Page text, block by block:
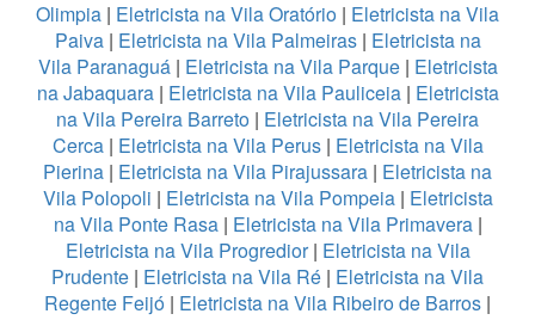
Olimpia | Eletricista na Vila Oratório | Eletricista na Vila
Paiva| Eletricista na Vila Palmeiras| Eletricista na
Vila Paranaguá| Eletricista na Vila Parque| Eletricista
na Jabaquara| Eletricista na Vila Pauliceia| Eletricista
na Vila Pereira Barreto | Eletricista na Vila Pereira
Cerca| Eletricista na Vila Perus| Eletricista na Vila
Pierina | Eletricista na Vila Pirajussara | Eletricista na
Vila Polopoli | Eletricista na Vila Pompeia| Eletricista
na Vila Ponte Rasa| Eletricista na Vila Primavera|
Eletricista na Vila Progredior| Eletricista na Vila
Prudente | Eletricista na Vila Ré | Eletricista na Vila
Regente Feijó | Eletricista na Vila Ribeiro de Barros |